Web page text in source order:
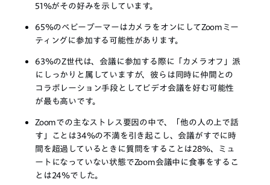
51%がその好みを示しています。
65%のベビーブーマーはカメラをオンにしてZoomミー
ティングに参加する可能性があります。
63%のZ世代は、会議に参加する際に「カメラオフ」派
にしっかりと属していますが、彼らは同時に仲間との
コラボレーション手段としてビデオ会議を好む可能性
が最も高いです。
Zoomでの主なストレス要因の中で、「他の人の上で話
す」ことは34%の不満を引き起こし、会議がすでに時
間を超過しているときに質問をすることは28%、ミュ
ートになっていない状態でZoom会議中に食事をするこ
とは24%でした。